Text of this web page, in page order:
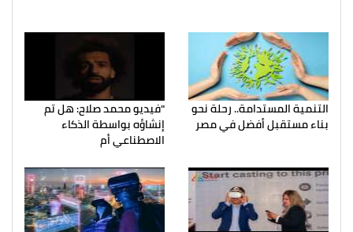
التنمية المستدامة.. رحلة نحو
بناء مستقبل أفضل في مصر
"فيديو محمد صلاح: هل تم
إنشاؤه بواسطة الذكاء
الاصطناعي أم